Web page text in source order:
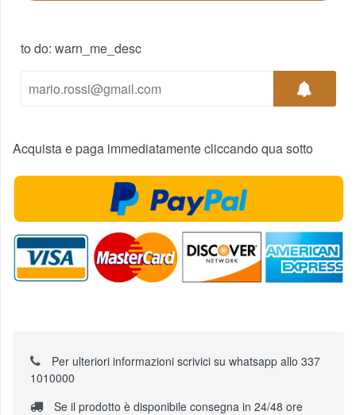
to do: warn_me_desc
Acquista e paga immediatamente cliccando qua sotto
Per ulteriori informazioni scrivici su whatsapp allo 337
1010000
Se il prodotto è disponibile consegna in 24/48 ore